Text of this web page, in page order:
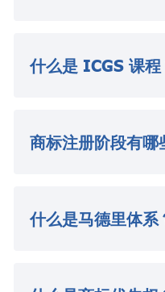
什么是 ICGS 课程
商标注册阶段有哪
什么是马德里体系